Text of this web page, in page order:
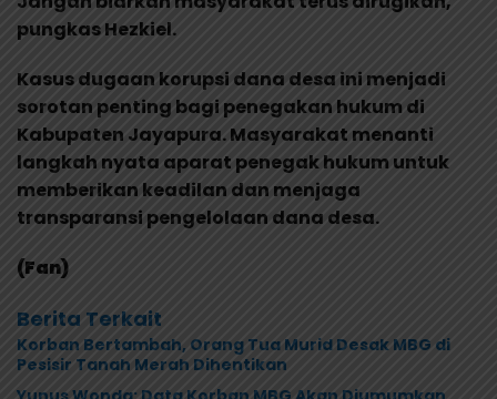
pungkas Hezkiel.
Kasus dugaan korupsi dana desa ini menjadi
sorotan penting bagi penegakan hukum di
Kabupaten Jayapura. Masyarakat menanti
langkah nyata aparat penegak hukum untuk
memberikan keadilan dan menjaga
transparansi pengelolaan dana desa.
(Fan)
Berita Terkait
Korban Bertambah, Orang Tua Murid Desak MBG di
Pesisir Tanah Merah Dihentikan